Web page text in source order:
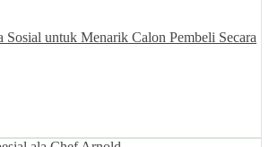
Sosial untuk Menarik Calon Pembeli Secara